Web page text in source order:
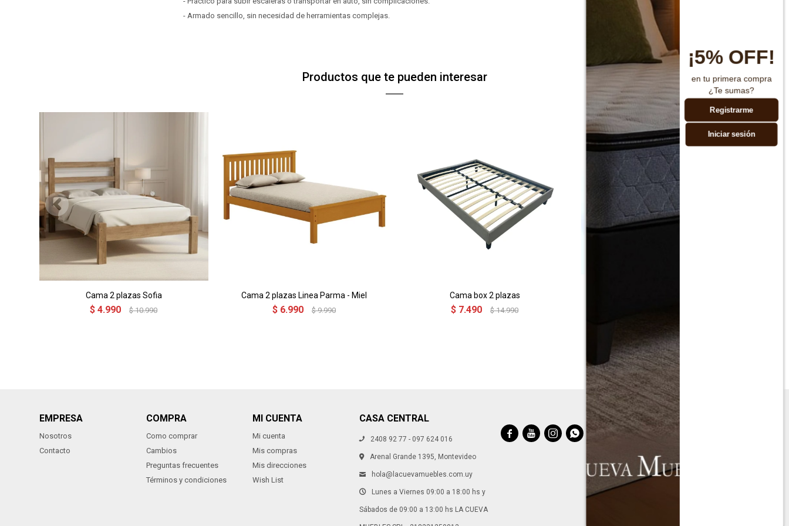
- Armado sencillo, sin necesidad de herramientas complejas.
Productos que te pueden interesar
Cama 2 plazas Sofia
$ 4.990 $ 10.990
Cama 2 plazas Linea Parma - Miel
$ 6.990 $ 9.990
Cama box 2 plazas
$ 7.490 $ 14.990
EMPRESA
Nosotros
Contacto
COMPRA
Como comprar
Cambios
Preguntas frecuentes
Términos y condiciones
MI CUENTA
Mi cuenta
Mis compras
Mis direcciones
Wish List
CASA CENTRAL
2408 92 77 - 097 624 016
Arenal Grande 1395, Montevideo
hola@lacuevamuebles.com.uy
Lunes a Viernes 09:00 a 18:00 hs y
Sábados de 09:00 a 13:00 hs LA CUEVA
   
¡5% OFF!
en tu primera compra
¿Te sumas?
Registrarme
Iniciar sesión